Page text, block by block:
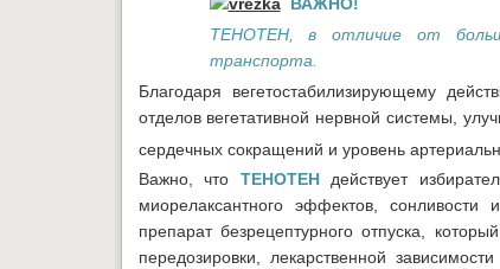
ТЕНОТЕН, в отличие от
транспорта.
Благодаря вегетостабилизирующему
отделов вегетативной нервной системы,
сердечных сокращений и уровень
Важно, что ТЕНОТЕНдействует
миорелаксантного эффектов,
препарат безрецептурного отпуска,
передозировки, лекарственной